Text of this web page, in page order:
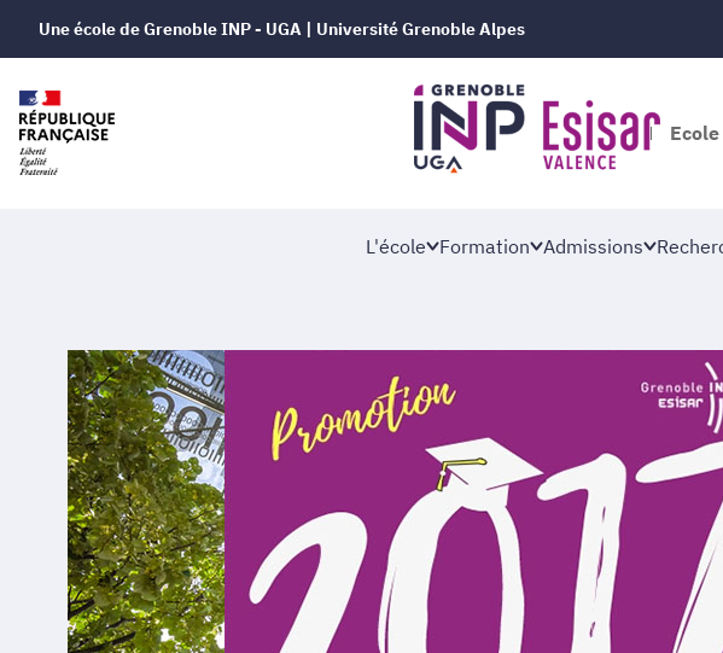
Une école de Grenoble INP - UGA | Université Grenoble Alpes
L'école Formation Admissions